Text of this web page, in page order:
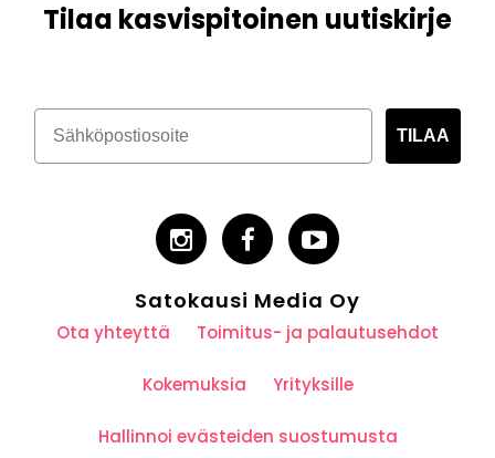
Tilaa kasvispitoinen uutiskirje
TILAA
Satokausi Media Oy
Ota yhteyttä Toimitus- ja palautusehdot
Kokemuksia Yrityksille
Hallinnoi evästeiden suostumusta